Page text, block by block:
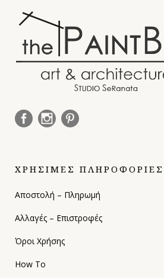
ΧΡΗΣΙΜΕΣ ΠΛΗΡΟΦΟΡΙΕΣ
Αποστολή – Πληρωμή
Αλλαγές – Επιστροφές
Όροι Χρήσης
How To